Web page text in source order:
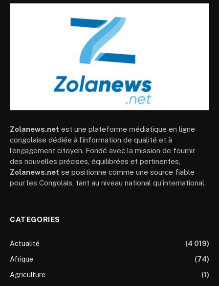
Zolanews.net est une plateforme médiatique en ligne
congolaise dédiée à l’information de qualité et à
l’engagement citoyen. Fondé avec la mission de fournir
des nouvelles précises, équilibrées et pertinentes,
Zolanews.net se positionne comme une source fiable
pour les Congolais, tant au niveau national qu’international.
CATEGORIES
Actualité
(4 019)
Afrique
(74)
Agriculture
(1)